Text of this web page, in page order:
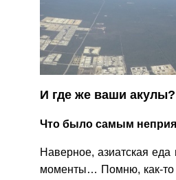
И где же ваши акулы?
Что было самым
Наверное, азиатская
моменты… Помню, как-то